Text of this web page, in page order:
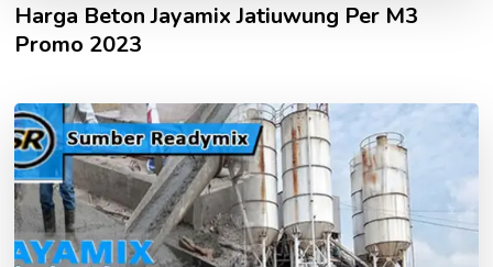
Harga Beton Jayamix Jatiuwung Per M3
Promo 2023